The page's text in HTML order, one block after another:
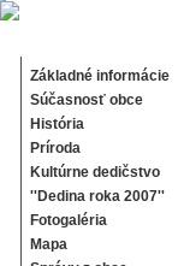
Základné informácie
Súčasnosť obce
História
Príroda
Kultúrne dedičstvo
''Dedina roka 2007''
Fotogaléria
Mapa